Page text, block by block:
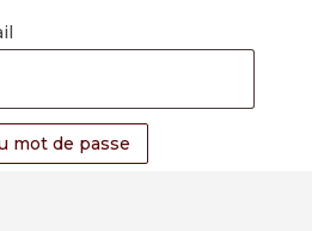
mot de passe